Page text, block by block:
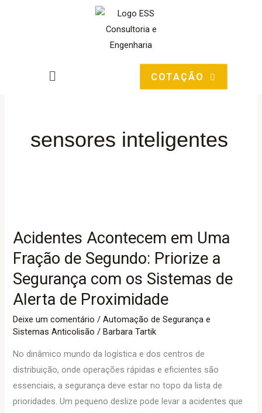
Main
COTAÇÃO
sensores inteligentes
Acidentes Acontecem em Uma
Fração de Segundo: Priorize a
Segurança com os Sistemas de
Alerta de Proximidade
Deixe um comentário /Automação de Segurança e
Sistemas Anticolisão /Barbara Tartik
No dinâmico mundo da logística e dos centros de
distribuição, onde operações rápidas e eficientes são
essenciais, a segurança deve estar no topo da lista de
prioridades. Um pequeno deslize pode levar a acidentes que
em
Uma
Fração
de
Segundo:
Priorize
a
Segurança
com
Sistemas